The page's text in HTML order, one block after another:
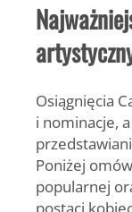
Osiągnięcia
i nominacje,
Poniżej
popularnej
postaci